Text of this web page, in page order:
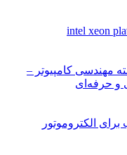
مهندسی کامپیوتر –
و حرفه‌ای
الکتروموتور